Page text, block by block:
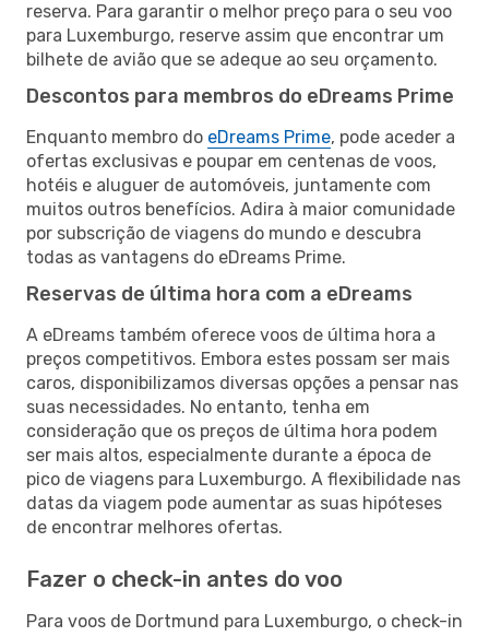
reserva. Para garantir o melhor preço para o seu voo
para Luxemburgo, reserve assim que encontrar um
bilhete de avião que se adeque ao seu orçamento.
Descontos para membros do eDreams Prime
Enquanto membro do eDreams Prime, pode aceder a
ofertas exclusivas e poupar em centenas de voos,
hotéis e aluguer de automóveis, juntamente com
muitos outros benefícios. Adira à maior comunidade
por subscrição de viagens do mundo e descubra
todas as vantagens do eDreams Prime.
Reservas de última hora com a eDreams
A eDreams também oferece voos de última hora a
preços competitivos. Embora estes possam ser mais
caros, disponibilizamos diversas opções a pensar nas
suas necessidades. No entanto, tenha em
consideração que os preços de última hora podem
ser mais altos, especialmente durante a época de
pico de viagens para Luxemburgo. A flexibilidade nas
datas da viagem pode aumentar as suas hipóteses
de encontrar melhores ofertas.
Fazer o check-in antes do voo
Para voos de Dortmund para Luxemburgo, o check-in